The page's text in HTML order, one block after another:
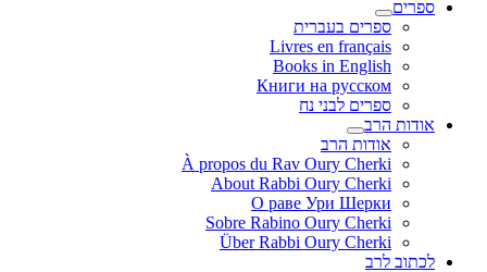
ספרים
ספרים בעברית
Livres en français
Books in English
Книги на русском
ספרים לבני נח
אודות הרב
אודות הרב
À propos du Rav Oury Cherki
About Rabbi Oury Cherki
О раве Ури Шерки
Sobre Rabino Oury Cherki
Über Rabbi Oury Cherki
לכתוב לרב